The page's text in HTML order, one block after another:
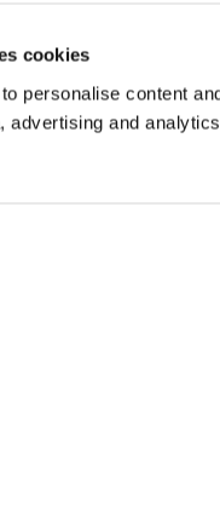
cookies
personalise content
advertising and